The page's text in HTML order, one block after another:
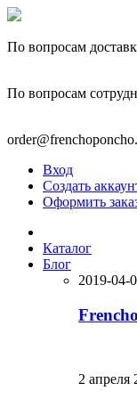
По вопросам
По вопросам
Вход
Создать
Оформить
Каталог
Блог
2019-04-
2 апреля